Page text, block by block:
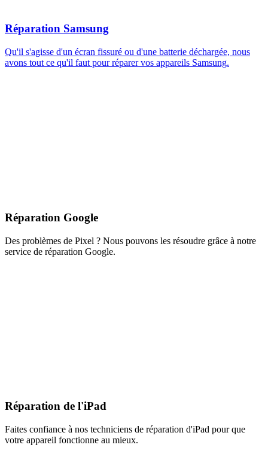
Réparation Samsung
Qu'il s'agisse d'un écran fissuré ou d'une batterie déchargée, nous
avons tout ce qu'il faut pour réparer vos appareils Samsung.
Réparation Google
Des problèmes de Pixel ? Nous pouvons les résoudre grâce à notre
service de réparation Google.
Réparation de l'iPad
Faites confiance à nos techniciens de réparation d'iPad pour que
votre appareil fonctionne au mieux.